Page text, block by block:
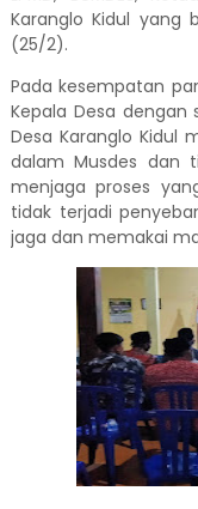
Karanglo Kidul yang
(25/2).
Pada kesempatan
Kepala Desa
Desa Karanglo Kidul
dalam Musdes dan
menjaga proses
tidak terjadi
jaga dan memakai